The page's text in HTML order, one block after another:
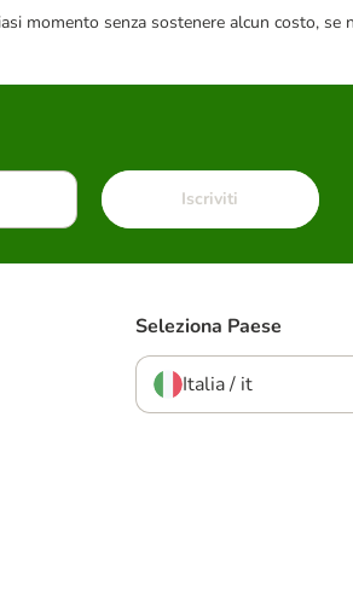
momento senza sostenere alcun costo, se
Iscriviti
Seleziona Paese
Italia / it